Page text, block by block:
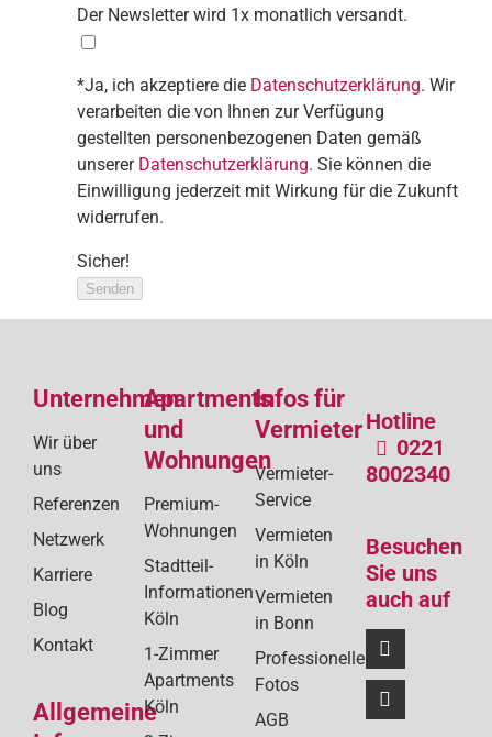
Der Newsletter wird 1x monatlich versandt.
*Ja, ich akzeptiere die Datenschutzerklärung. Wir
verarbeiten die von Ihnen zur Verfügung
gestellten personenbezogenen Daten gemäß
unserer Datenschutzerklärung. Sie können die
Einwilligung jederzeit mit Wirkung für die Zukunft
widerrufen.
Sicher!
Senden
Unternehmen
Wir über
uns
Referenzen
Netzwerk
Karriere
Blog
Kontakt
Allgemeine
Apartments
und
Wohnungen
Premium-
Wohnungen
Stadtteil-
Informationen
Köln
1-Zimmer
Apartments
Köln
Infos für
Vermieter
Vermieter-
Service
Vermieten
in Köln
Vermieten
in Bonn
Professionelle
Fotos
AGB
Hotline
0221
8002340
Besuchen
Sie uns
auch auf